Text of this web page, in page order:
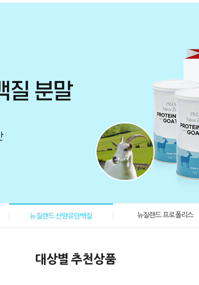
뉴질랜드 산양유단백질 뉴질랜드 프로폴리스
대상별 추천상품